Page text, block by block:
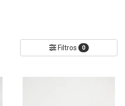
Filtros 0